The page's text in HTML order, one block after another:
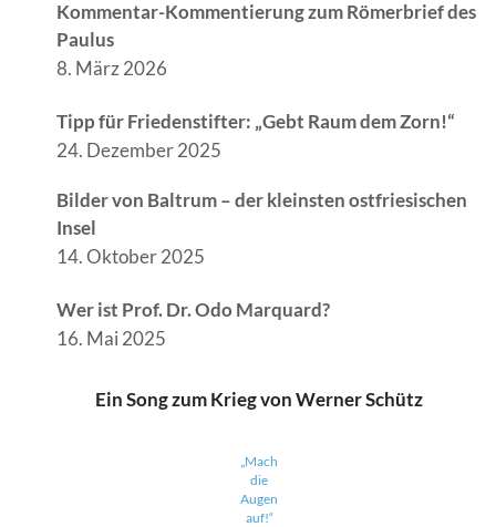
Kommentar-Kommentierung zum Römerbrief des
Paulus
8. März 2026
Tipp für Friedenstifter: „Gebt Raum dem Zorn!“
24. Dezember 2025
Bilder von Baltrum – der kleinsten ostfriesischen
Insel
14. Oktober 2025
Wer ist Prof. Dr. Odo Marquard?
16. Mai 2025
Ein Song zum Krieg von Werner Schütz
„Mach
die
Augen
auf!“